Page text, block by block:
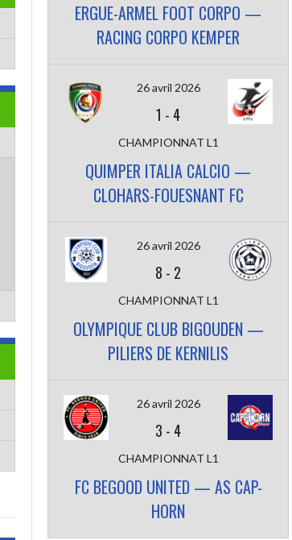
ERGUE-ARMEL FOOT CORPO —
RACING CORPO KEMPER
26 avril 2026
1 - 4
CHAMPIONNAT L1
QUIMPER ITALIA CALCIO —
CLOHARS-FOUESNANT FC
26 avril 2026
8 - 2
CHAMPIONNAT L1
OLYMPIQUE CLUB BIGOUDEN —
PILIERS DE KERNILIS
26 avril 2026
3 - 4
CHAMPIONNAT L1
FC BEGOOD UNITED — AS CAP-
HORN